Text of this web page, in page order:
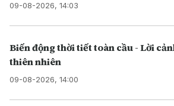
09-08-2026, 14:03
Biến động thời tiết toàn cầu - Lời
thiên nhiên
09-08-2026, 14:00